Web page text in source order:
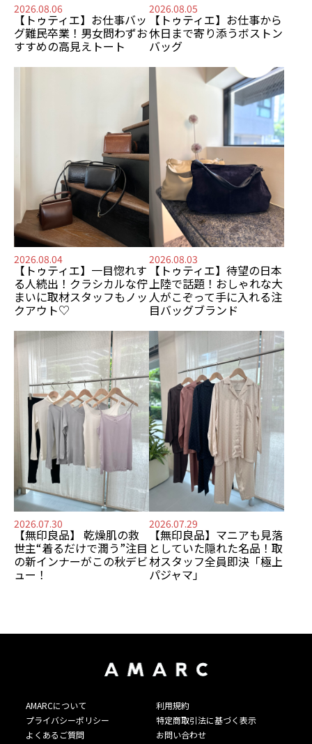
2026.08.06
【トゥティエ】 お仕事バッ
グ難民卒業！ 男女問わずお
すすめの高見えトート
2026.08.05
【トゥティエ】 お仕事から
休日まで寄り添うボストン
バッグ
2026.08.04
【トゥティエ】 一目惚れす
る人続出！ クラシカルな佇
まいに取材スタッフもノッ
クアウト♡
2026.08.03
【トゥティエ】 待望の日本
上陸で話題！ おしゃれな大
人がこぞって手に入れる注
目バッグブランド
2026.07.30
【無印良品】 乾燥肌の救
世主“着るだけで潤う”注目
の新インナーがこの秋デビ
ュー！
2026.07.29
【無印良品】 マニアも見落
としていた隠れた名品！ 取
材スタッフ全員即決「極上
パジャマ」
AMARCについて
利用規約
プライバシーポリシー
特定商取引法に基づく表示
よくあるご質問
お問い合わせ